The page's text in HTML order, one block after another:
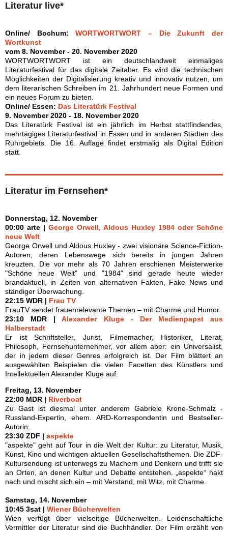
Literatur live*
Online/ Bochum:
WORTWORTWORT – Die Zukunft der
Wortkunst
vom 8. November - 20. November 2020
WORTWORTWORT ist ein deutschlandweit einmaliges
Literaturfestival für das digitale Zeitalter. Es wird die technischen
Möglichkeiten der Digitalisierung kreativ und innovativ nutzen, um
dem literarischen Schreiben im 21. Jahrhundert neue Formen und
ein neues Forum zu bieten.
Online/ Essen: Das Literatürk Festival
9. November 2020 - 18. November 2020
Das Literatürk Festival ist ein jährlich im Herbst stattfindendes,
mehrtägiges Literaturfestival in Essen und in anderen Städten des
Ruhrgebiets. Die 16. Auflage findet erstmalig als Digital Edition
statt.
Literatur im Fernsehen*
Donnerstag, 12. November
00:00 arte | George Orwell, Aldous Huxley 1984 oder Schöne
neue Welt
George Orwell und Aldous Huxley - zwei visionäre Science-Fiction-
Autoren, deren Lebenswege sich bereits in jungen Jahren
kreuzten. Die vor mehr als 70 Jahren erschienen Meisterwerke
"Schöne neue Welt" und "1984" sind gerade heute wieder
brandaktuell, in Zeiten von alternativen Fakten, Fake News und
ständiger Überwachung.
22:15 WDR | Frau TV
FrauTV sendet frauenrelevante Themen – mit Charme und Humor.
23:10 MDR |Alexander Kluge - Der Medienpapst aus
Halberstadt
Er ist Schriftsteller, Jurist, Filmemacher, Historiker, Literat,
Philosoph, Fernsehunternehmer, vor allem aber: ein Universalist,
der in jedem dieser Genres erfolgreich ist. Der Film blättert an
ausgewählten Beispielen die vielen Facetten des Künstlers und
Intellektuellen Alexander Kluge auf.
Freitag, 13. November
22:00 MDR | Riverboat
Zu Gast ist diesmal unter anderem Gabriele Krone-Schmalz -
Russland-Expertin, ehem. ARD-Korrespondentin und Bestseller-
Autorin.
23:30 ZDF | aspekte
"aspekte" geht auf Tour in die Welt der Kultur: zu Literatur, Musik,
Kunst, Kino und wichtigen aktuellen Gesellschaftsthemen. Die ZDF-
Kultursendung ist unterwegs zu Machern und Denkern und trifft sie
an Orten, an denen Kultur und Debatte entstehen. „aspekte“ hakt
nach und mischt sich ein – mit Verstand, mit Witz, mit Charme.
Samstag, 14. November
10:45 3sat | Wiener Bücherwelten
Wien verfügt über vielseitige Bücherwelten. Leidenschaftliche
Vermittler der Literatur sind die Buchhändler. Der Film erzählt von